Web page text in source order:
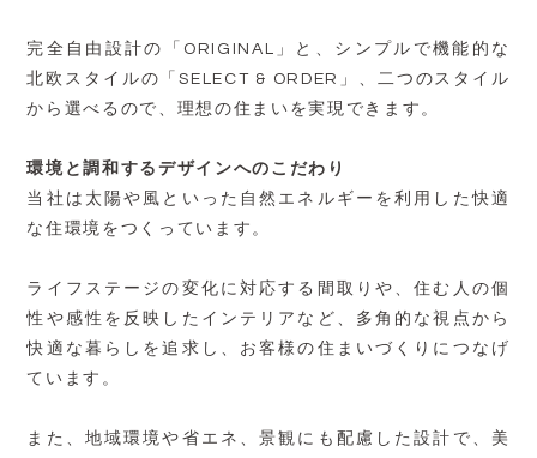
完全自由設計の「ORIGINAL」と、シンプルで機能的な
北欧スタイルの「SELECT & ORDER」、二つのスタイル
から選べるので、理想の住まいを実現できます。
環境と調和するデザインへのこだわり
当社は太陽や風といった自然エネルギーを利用した快適
な住環境をつくっています。
ライフステージの変化に対応する間取りや、住む人の個
性や感性を反映したインテリアなど、多角的な視点から
快適な暮らしを追求し、お客様の住まいづくりにつなげ
ています。
また、地域環境や省エネ、景観にも配慮した設計で、美